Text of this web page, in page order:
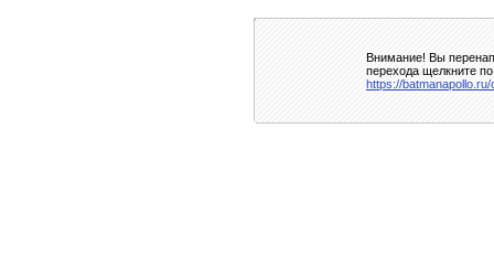
Внимание! Вы
перехода щелкните
https://